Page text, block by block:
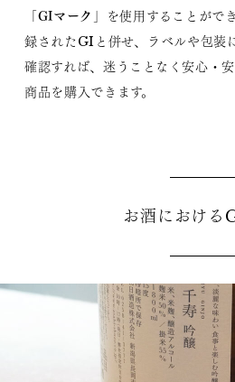
GIマーク
」を使用することがで
録されたGIと併せ、ラベルや包装
確認すれば、迷うことなく安心・
商品を購入できます。
お酒における